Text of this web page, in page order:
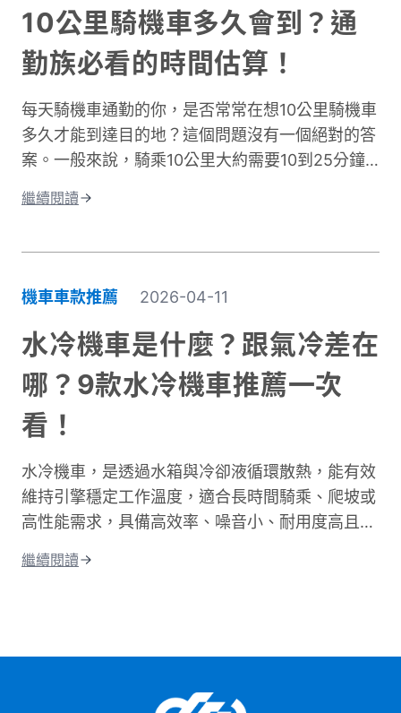
10公里騎機車多久會到？通
勤族必看的時間估算！
每天騎機車通勤的你，是否常常在想10公里騎機車
多久才能到達目的地？這個問題沒有一個絕對的答
案。一般來說，騎乘10公里大約需要10到25分鐘
通勤時間的關鍵因素有很多。道路類型是其中之
量、個人騎乘習慣都會造成時間差異。這篇文章將
深入探討不同情況下的騎乘時間。我們會分析各種
道路類型所需的時間、說明影響通勤的主要因素。
同時也會分享實用的時間規劃技巧，讓你每天出門
前都能準確估算所需時間。不論你是新手騎士還是
資深通勤族，都能找到適合自己的參考資訊！
繼續閱讀
機車車款推薦 2026-04-11
水冷機車是什麼？跟氣冷差在
哪？9款水冷機車推薦一次
看！
水冷機車，是透過水箱與冷卻液循環散熱，能有效
維持引擎穩定工作溫度，適合長時間騎乘、爬坡或
高性能需求，具備高效率、噪音小、耐用度高且更
佳，能減少熱衰竭。這篇文章將從水冷引擎的運作
繼續閱讀